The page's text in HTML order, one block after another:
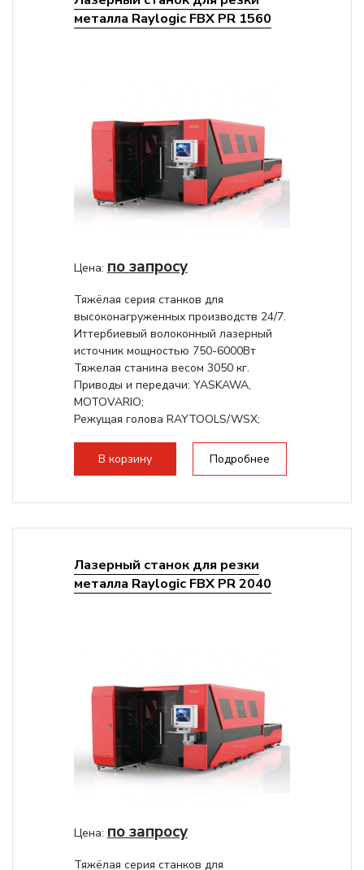
металла Raylogic FBX PR 1560
Цена: по запросу
Тяжёлая серия станков для
высоконагруженных производств 24/7.
Иттербиевый волоконный лазерный
источник мощностью 750-6000Вт
Тяжелая станина весом 3050 кг.
Приводы и передачи: YASKAWA,
MOTOVARIO;
Режущая голова RAYTOOLS/WSX;
В корзину Подробнее
Лазерный станок для резки
металла Raylogic FBX PR 2040
Цена: по запросу
Тяжёлая серия станков для